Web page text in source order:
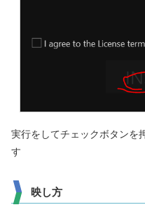
実行をしてチェックボタンを
す
映し方